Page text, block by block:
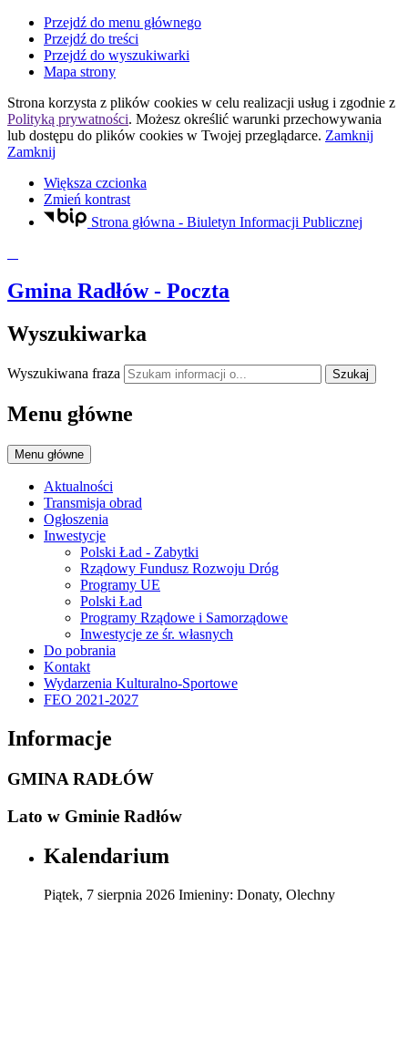
Przejdź do menu głównego
Przejdź do treści
Przejdź do wyszukiwarki
Mapa strony
Strona korzysta z plików cookies w celu realizacji usług i zgodnie z
Polityką prywatności. Możesz określić warunki przechowywania
lub dostępu do plików cookies w Twojej przeglądarce. Zamknij
Zamknij
Większa czcionka
Zmień kontrast
Strona główna - Biuletyn Informacji Publicznej
Gmina Radłów- Poczta
Wyszukiwarka
Wyszukiwana fraza Szukaj
Menu główne
Menu główne
Aktualności
Transmisja obrad
Ogłoszenia
Inwestycje
Polski Ład - Zabytki
Rządowy Fundusz Rozwoju Dróg
Programy UE
Polski Ład
Programy Rządowe i Samorządowe
Inwestycje ze śr. własnych
Do pobrania
Kontakt
Wydarzenia Kulturalno-Sportowe
FEO 2021-2027
Informacje
GMINA RADŁÓW
Lato w Gminie Radłów
Kalendarium
Piątek, 7 sierpnia 2026 Imieniny: Donaty, Olechny